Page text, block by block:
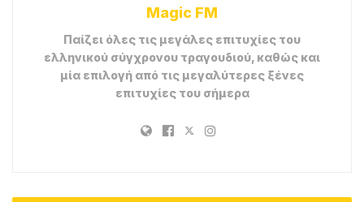
Magic FM
Παίζει όλες τις μεγάλες επιτυχίες του
ελληνικού σύγχρονου τραγουδιού, καθώς και
μία επιλογή από τις μεγαλύτερες ξένες
επιτυχίες του σήμερα